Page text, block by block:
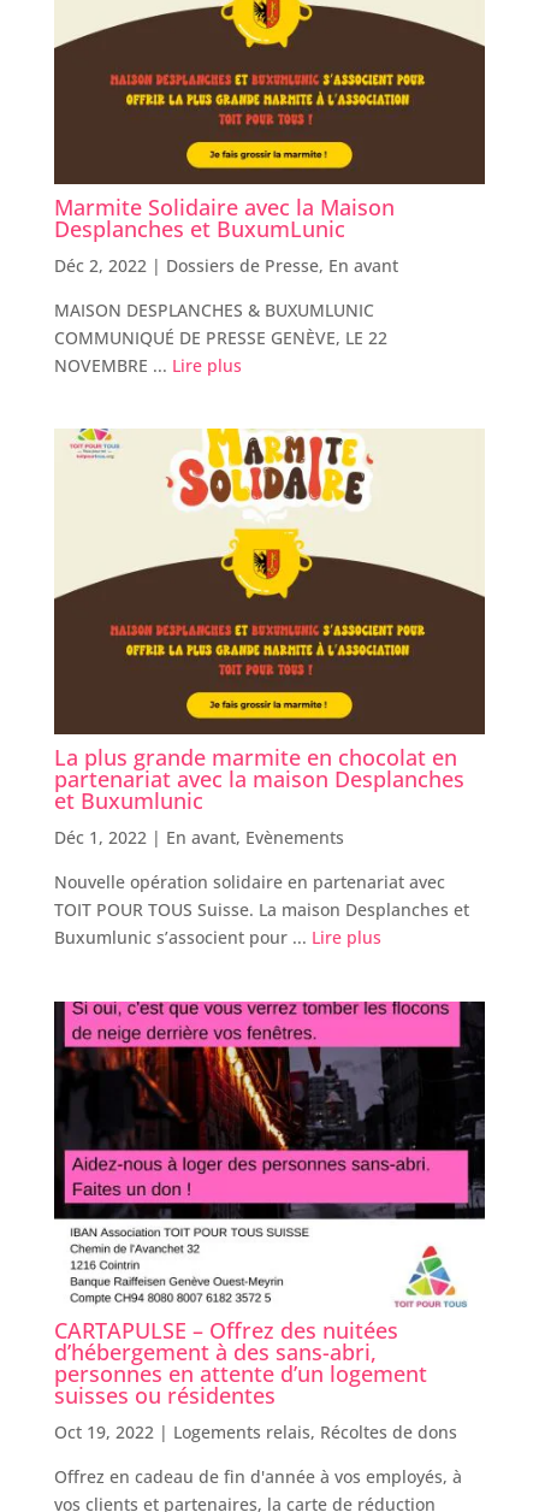
Marmite Solidaire avec la Maison
Desplanches et BuxumLunic
Déc 2, 2022 | Dossiers de Presse, En avant
MAISON DESPLANCHES & BUXUMLUNIC
COMMUNIQUÉ DE PRESSE GENÈVE, LE 22
NOVEMBRE ... Lire plus
La plus grande marmite en chocolat en
partenariat avec la maison Desplanches
et Buxumlunic
Déc 1, 2022 | En avant, Evènements
Nouvelle opération solidaire en partenariat avec
TOIT POUR TOUS Suisse. La maison Desplanches et
Buxumlunic s’associent pour ... Lire plus
CARTAPULSE – Offrez des nuitées
d’hébergement à des sans-abri,
personnes en attente d’un logement
suisses ou résidentes
Oct 19, 2022 | Logements relais, Récoltes de dons
Offrez en cadeau de fin d'année à vos employés, à
vos clients et partenaires, la carte de réduction